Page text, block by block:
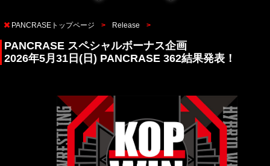
PANCRASEトップページ Release
PANCRASE スペシャルボーナス企画
2026年5月31日(日) PANCRASE 362結果発表！